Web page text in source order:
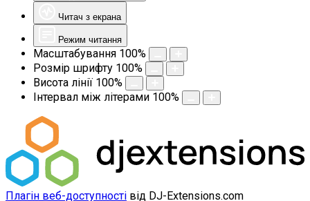
Читач з екрана
Режим читання
Масштабування 100%
Розмір шрифту 100%
Висота лінії 100%
Інтервал між літерами 100%
Плагін веб-доступності від DJ-Extensions.com